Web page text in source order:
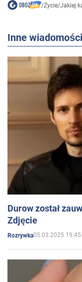
/Życie/Jakiej
Inne wiadomości
Durow został
Zdjęcie
Rozrywka05.03.2025 19:45